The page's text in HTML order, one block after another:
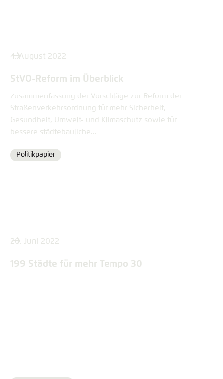
4. August 2022
StVO-Reform im Überblick
Zusammenfassung der Vorschläge zur Reform der
Straßenverkehrsordnung für mehr Sicherheit,
Gesundheit, Umwelt- und Klimaschutz sowie für
bessere städtebauliche...
Format
Politikpapier
20. Juni 2022
199 Städte für mehr Tempo 30